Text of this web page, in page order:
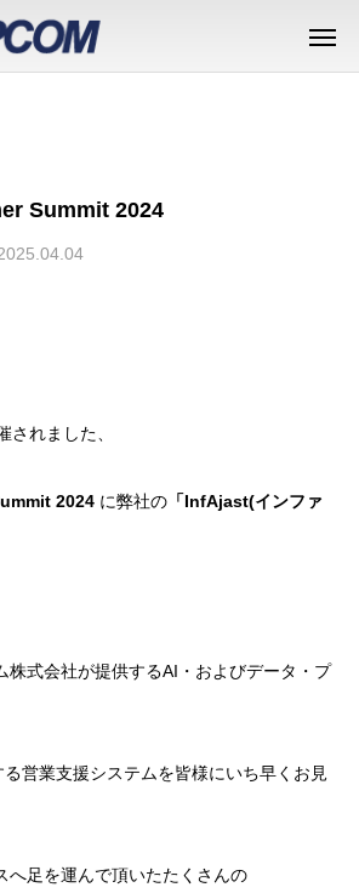
Summit 2024
されました、
2024 に弊社の 「InfAjast(インファ
株式会社が提供するAI・およびデータ・プ
る営業支援システムを皆様にいち早くお見
へ足を運んで頂いたたくさんの